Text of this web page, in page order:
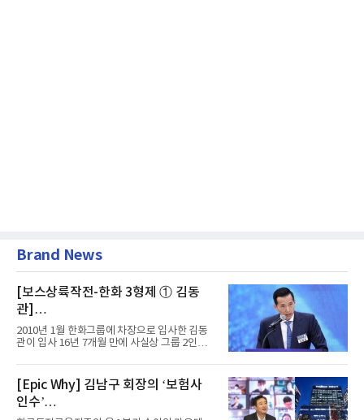
Brand News
[보스상륙작전-한화 3형제 ① 김동
관]
입사 16년 만에 수석부회장 … 경영승
계 ‘초읽기’
2010년 1월 한화그룹에 차장으로 입사한 김동
관이 입사 16년 7개월 만에 사실상 그룹 2인자
[Epic Why] 김남구 회장의 ‘보험사
인수’